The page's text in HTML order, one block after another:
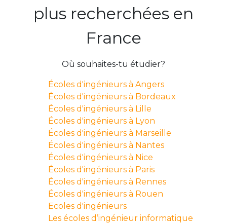
plus recherchées en
France
Où souhaites-tu étudier?
Écoles d'ingénieurs à Angers
Écoles d'ingénieurs à Bordeaux
Écoles d'ingénieurs à Lille
Écoles d'ingénieurs à Lyon
Écoles d'ingénieurs à Marseille
Écoles d'ingénieurs à Nantes
Écoles d'ingénieurs à Nice
Écoles d'ingénieurs à Paris
Écoles d'ingénieurs à Rennes
Écoles d'ingénieurs à Rouen
Ecoles d'ingénieurs
Les écoles d’ingénieur informatique